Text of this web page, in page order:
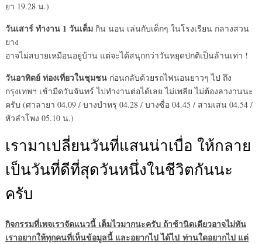
ยา 19.28 น.)
วันเสาร์ ทำงาน 1 วันเต็มกิน นอน เล่นกับเด็กๆ ในโรงเรียน กลางสวน
ยาง
อาจไม่สบายเหมือนอยู่บ้าน แต่จะได้สนุกกว่าวันหยุดปกติเป็นล้านเท่า !
วันอาทิตย์ ท่องเที่ยวในชุมชนก่อนกลับด้วยรถไฟนอนยาวๆ ไป ถึง
กรุงเทพฯ เช้ามืดวันจันทร์ ไปทำงานต่อได้เลย ไม่เพลีย ไม่ต้องลางานนะ
ครับ (ศาลายา 04.09 / บางบำหรุ 04.28 / บางซื่อ 04.45 / สามเสน 04.54 /
หัวลำโพง 05.10 น.)
เรามาเปลี่ยนวันที่แสนน่าเบื่อ ให้กลาย
เป็นวันที่ดีที่สุดวันหนึ่งในชีวิตกันนะ
ครับ
กิจกรรมที่เพจเราจัดแนวนี้ เต็มไวมากนะครับ ถ้าช้านิดเดียวอาจไม่ทัน
เราอยากให้ทุกคนที่เห็นข้อมูลนี้ และอยากไป ได้ไป ท่านใดอยากไป แต่